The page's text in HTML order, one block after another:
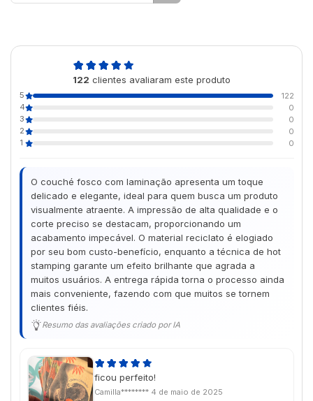
122 clientes avaliaram este produto
5
122
4
0
3
0
2
0
1
0
O couché fosco com laminação apresenta um toque
delicado e elegante, ideal para quem busca um produto
visualmente atraente. A impressão de alta qualidade e o
corte preciso se destacam, proporcionando um
acabamento impecável. O material reciclato é elogiado
por seu bom custo-benefício, enquanto a técnica de hot
stamping garante um efeito brilhante que agrada a
muitos usuários. A entrega rápida torna o processo ainda
mais conveniente, fazendo com que muitos se tornem
clientes fiéis.
Resumo das avaliações criado por IA
ficou perfeito!
Camilla******** 4 de maio de 2025